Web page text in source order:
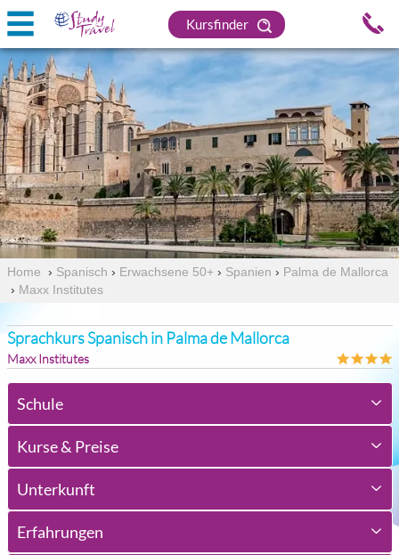
Kursfinder
Home › Spanisch › Erwachsene 50+ › Spanien › Palma de Mallorca
› Maxx Institutes
Sprachkurs Spanisch in Palma de Mallorca
Maxx Institutes
Schule
Kurse & Preise
Unterkunft
Erfahrungen